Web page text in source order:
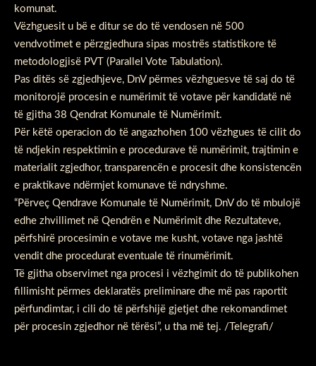
komunat.
Vëzhguesit u bë e ditur se do të vendosen në 500
vendvotimet e përzgjedhura sipas mostrës statistikore të
metodologjisë PVT (Parallel Vote Tabulation).
Pas ditës së zgjedhjeve, DnV përmes vëzhguesve të saj do të
monitorojë procesin e numërimit të votave për kandidatë në
të gjitha 38 Qendrat Komunale të Numërimit.
Për këtë operacion do të angazhohen 100 vëzhgues të cilit do
të ndjekin respektimin e procedurave të numërimit, trajtimin e
materialit zgjedhor, transparencën e procesit dhe konsistencën
e praktikave ndërmjet komunave të ndryshme.
“Përveç Qendrave Komunale të Numërimit, DnV do të mbulojë
edhe zhvillimet në Qendrën e Numërimit dhe Rezultateve,
përfshirë procesimin e votave me kusht, votave nga jashtë
vendit dhe procedurat eventuale të rinumërimit.
Të gjitha observimet nga procesi i vëzhgimit do të publikohen
fillimisht përmes deklaratës preliminare dhe më pas raportit
përfundimtar, i cili do të përfshijë gjetjet dhe rekomandimet
për procesin zgjedhor në tërësi”, u tha më tej. /Telegrafi/